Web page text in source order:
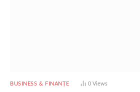
BUSINESS & FINANȚE 0 Views